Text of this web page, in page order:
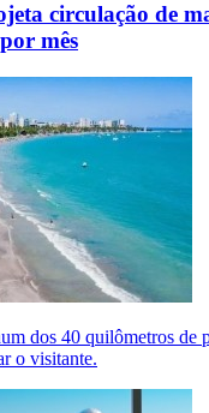
circulação de
mês
dos 40 quilômetros de
o visitante.